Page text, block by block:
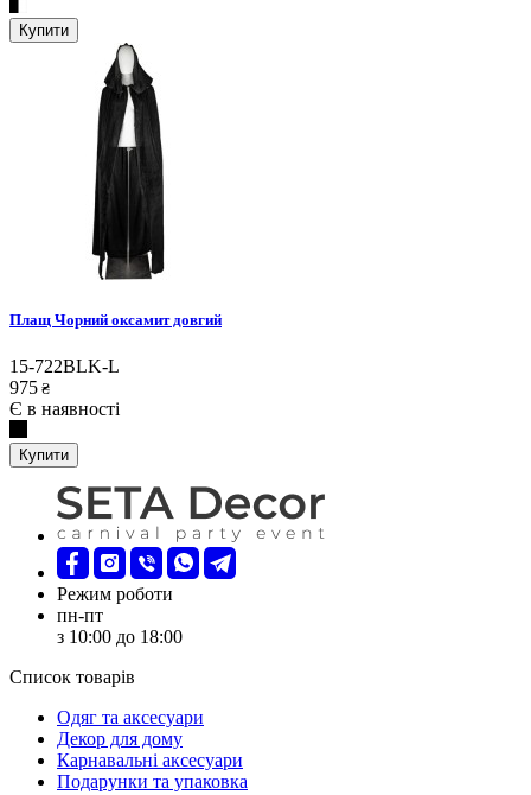
Купити
Плащ Чорний оксамит довгий
15-722BLK-L
975 ₴
Є в наявності
Купити
Режим роботи
пн-пт
з 10:00 до 18:00
Список товарів
Oдяг та аксесуари
Декор для дому
Карнавальні аксесуари
Подарунки та упаковка